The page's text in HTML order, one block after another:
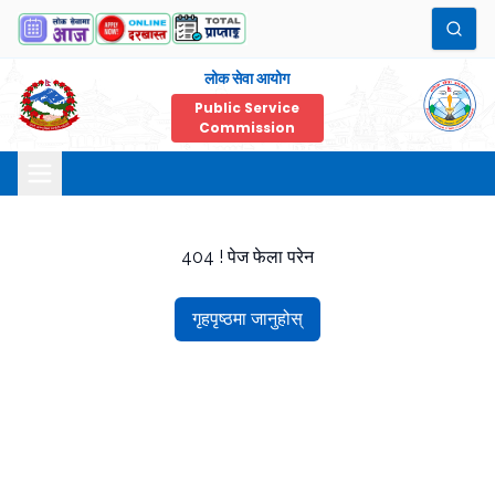
लोक सेवा आयोग
Public Service
Commission
404 ! पेज फेला परेन
गृहपृष्ठमा जानुहोस्